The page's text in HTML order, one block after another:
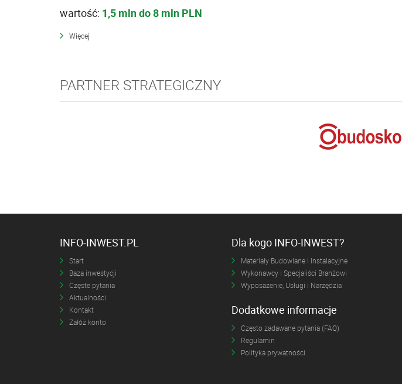
wartość: 1,5 mln do 8 mln PLN
Więcej
PARTNER STRATEGICZNY
INFO-INWEST.PL
Start
Baza inwestycji
Częste pytania
Aktualności
Kontakt
Załóż konto
Dla kogo INFO-INWEST?
Materiały Budowlane i Instalacyjne
Wykonawcy i Specjaliści Branżowi
Wyposażenie, Usługi i Narzędzia
Dodatkowe informacje
Często zadawane pytania (FAQ)
Regulamin
Polityka prywatności